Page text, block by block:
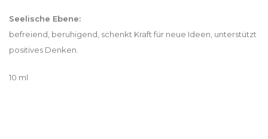
Seelische Ebene:
befreiend, beruhigend, schenkt Kraft für neue Ideen, unterstützt
positives Denken.
10 ml